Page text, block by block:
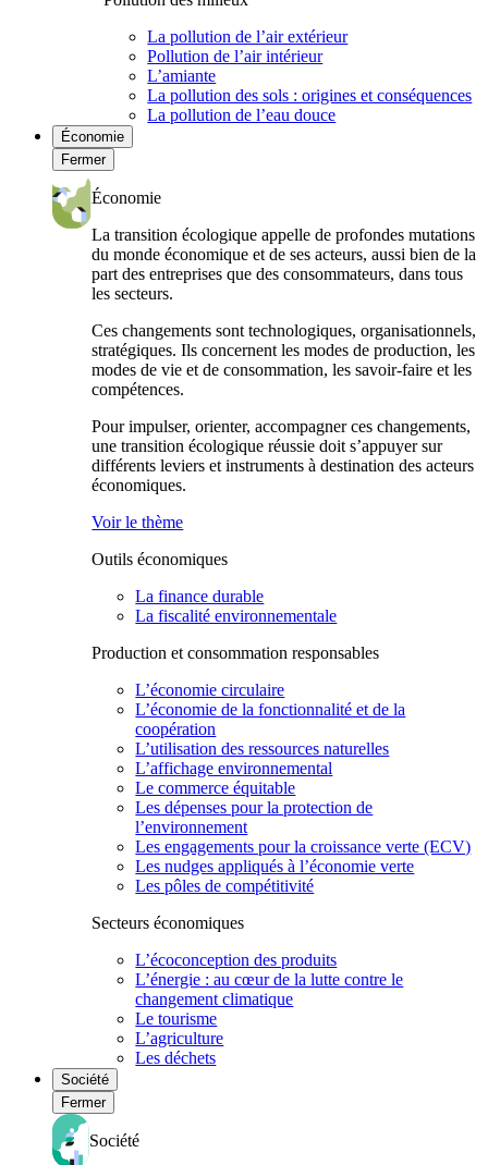
La pollution de l’air extérieur
Pollution de l’air intérieur
L’amiante
La pollution des sols : origines et conséquences
La pollution de l’eau douce
Économie
Fermer
Économie
La transition écologique appelle de profondes mutations
du monde économique et de ses acteurs, aussi bien de la
part des entreprises que des consommateurs, dans tous
les secteurs.
Ces changements sont technologiques, organisationnels,
stratégiques. Ils concernent les modes de production, les
modes de vie et de consommation, les savoir-faire et les
compétences.
Pour impulser, orienter, accompagner ces changements,
une transition écologique réussie doit s’appuyer sur
différents leviers et instruments à destination des acteurs
économiques.
Voir le thème
Outils économiques
La finance durable
La fiscalité environnementale
Production et consommation responsables
L’économie circulaire
L’économie de la fonctionnalité et de la
coopération
L’utilisation des ressources naturelles
L’affichage environnemental
Le commerce équitable
Les dépenses pour la protection de
l’environnement
Les engagements pour la croissance verte (ECV)
Les nudges appliqués à l’économie verte
Les pôles de compétitivité
Secteurs économiques
L’écoconception des produits
L’énergie : au cœur de la lutte contre le
changement climatique
Le tourisme
L’agriculture
Les déchets
Société
Fermer
Société